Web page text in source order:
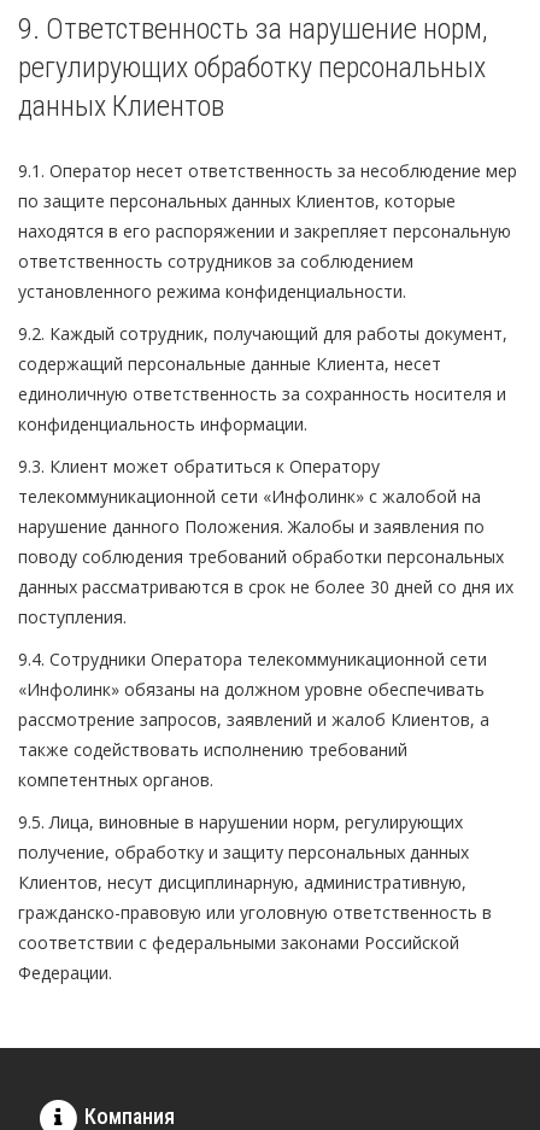
9. Ответственность за нарушение норм,
регулирующих обработку персональных
данных Клиентов
9.1. Оператор несет ответственность за несоблюдение мер
по защите персональных данных Клиентов, которые
находятся в его распоряжении и закрепляет персональную
ответственность сотрудников за соблюдением
установленного режима конфиденциальности.
9.2. Каждый сотрудник, получающий для работы документ,
содержащий персональные данные Клиента, несет
единоличную ответственность за сохранность носителя и
конфиденциальность информации.
9.3. Клиент может обратиться к Оператору
телекоммуникационной сети «Инфолинк» с жалобой на
нарушение данного Положения. Жалобы и заявления по
поводу соблюдения требований обработки персональных
данных рассматриваются в срок не более 30 дней со дня их
поступления.
9.4. Сотрудники Оператора телекоммуникационной сети
«Инфолинк» обязаны на должном уровне обеспечивать
рассмотрение запросов, заявлений и жалоб Клиентов, а
также содействовать исполнению требований
компетентных органов.
9.5. Лица, виновные в нарушении норм, регулирующих
получение, обработку и защиту персональных данных
Клиентов, несут дисциплинарную, административную,
гражданско-правовую или уголовную ответственность в
соответствии с федеральными законами Российской
Федерации.
Компания